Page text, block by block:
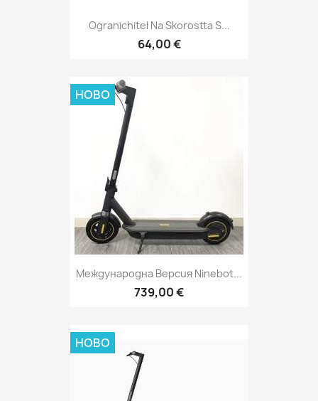
Ogranichitel Na Skorostta S...
64,00 €
Международна Версия Ninebot...
739,00 €
НОВО
НОВО